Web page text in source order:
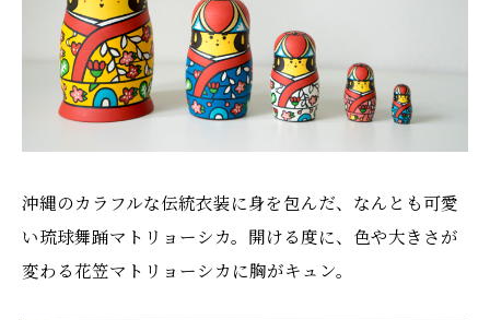
沖縄のカラフルな伝統衣装に身を包んだ、なんとも可愛
い琉球舞踊マトリョーシカ。開ける度に、色や大きさが
変わる花笠マトリョーシカに胸がキュン。